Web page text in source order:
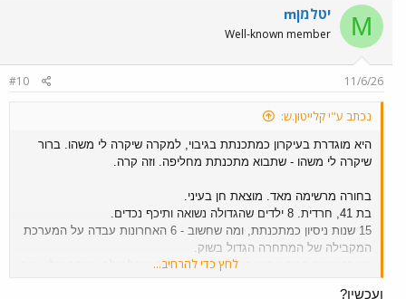
c
t
o
s
M mיטלמן
Well-known member
11/6/26
#10
נכתב ע"י קלייטון.ש:
היא מוגדרת בעיקרון כמתכנתת בגיבוי, למקרה שיקרה לי משהו. ברור
שיקרה לי משהו - שתבוא מתכנתת מחליפה. וזה קרה.
בחורה מרשימה מאד. מוצאת חן בעיני.
בת 41, חרדית. 8 ילדים שהגדולה נשואה ותיכף נכדים.
15 שנות ניסיון כמתכנתת, ומה שחשוב - 6 האחרונות עבדה על המערכת
המקבילה של המתחרה הגדול בשוק.
פוטרה משם במרץ. מהיום למחר. רבה עם המנהל שלה. צעקה עליו. איך
לחץ כדי להרחיב...
ועכשיו?